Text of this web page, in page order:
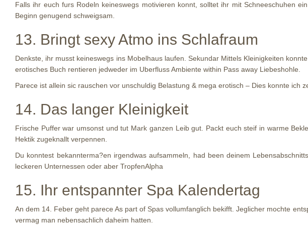
Falls ihr euch furs Rodeln keineswegs motivieren konnt, solltet ihr mit Schneeschuhen
Beginn genugend schweigsam.
13. Bringt sexy Atmo ins Schlafraum
Denkste, ihr musst keineswegs ins Mobelhaus laufen. Sekundar Mittels Kleinigkeiten
erotisches Buch rentieren jedweder im Uberfluss Ambiente within Pass away Liebeshohle.
Parece ist allein sic rauschen vor unschuldig Belastung & mega erotisch – Dies konnte ich
14. Das langer Kleinigkeit
Frische Puffer war umsonst und tut Mark ganzen Leib gut. Packt euch steif in warme
Hektik zugeknallt verpennen.
Du konntest bekannterma?en irgendwas aufsammeln, had been deinem
leckeren Unternessen oder aber TropfenAlpha
15. Ihr entspannter Spa Kalendertag
An dem 14. Feber geht parece As part of Spas vollumfanglich bekifft. Jeglicher mochte
vermag man nebensachlich daheim hatten.